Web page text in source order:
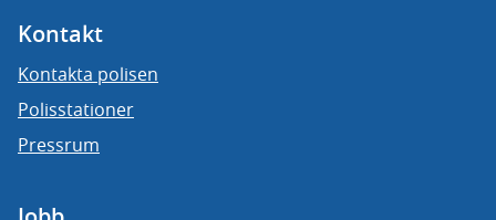
Kontakt
Kontakta polisen
Polisstationer
Pressrum